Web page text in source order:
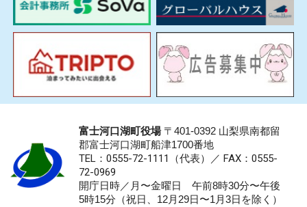
富士河口湖町役場〒401-0392 山梨県南都留
郡富士河口湖町船津1700番地
TEL：0555-72-1111 （代表）／ FAX：0555-
72-0969
開庁日時／月〜金曜日 午前8時30分〜午後
5時15分（祝日、12月29日〜1月3日を除く）